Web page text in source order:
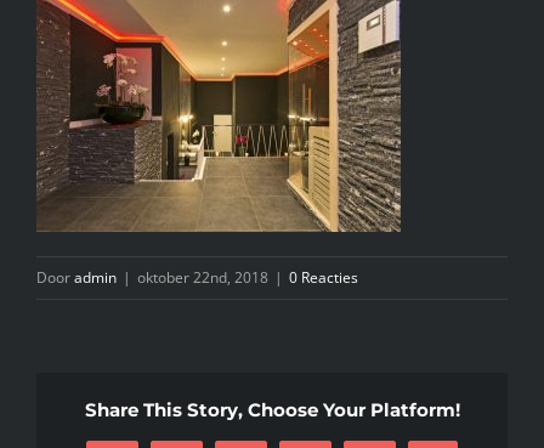
INFO
KIDS SPA PARTY
GIFTCARD
CONTACT
Dooradmin | oktober 22nd, 2018 | 0 Reacties
Share This Story, Choose Your Platform!